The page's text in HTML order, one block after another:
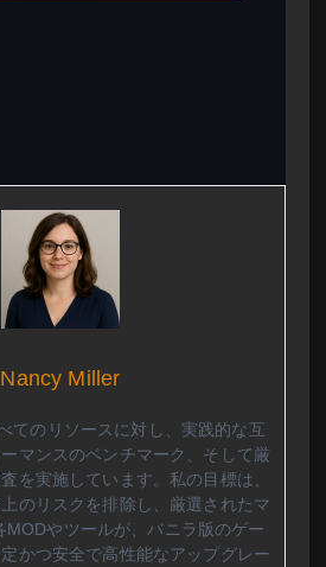
Nancy Miller
てのリソースに対し、実践的な互
マンスのベンチマーク、そして厳
を実施しています。私の目標は、
のリスクを排除し、厳選されたマ
MODやツールが、バニラ版のゲー
かつ安全で高性能なアップグレー